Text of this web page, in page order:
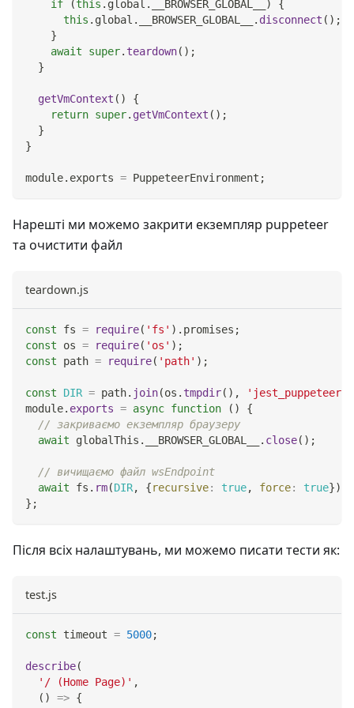
if (this . global . __BROWSER_GLOBAL__ )
{
this . global . __BROWSER_GLOBAL__ . disconnect ( ) ;
}
await
super. teardown( ) ;
}
getVmContext ( )
{
return super. getVmContext ( ) ;
}
}
module. exports = PuppeteerEnvironment ;
Нарешті ми можемо закрити екземпляр puppeteer
та очистити файл
teardown.js
const fs = require( 'fs' ) . promises ;
const os = require( 'os' ) ;
const path = require( 'path' ) ;
const DIR = path. join(os . tmpdir( ) ,
module. exports = async function ( )
{
// закриваємо екземпляр браузеру
await globalThis . __BROWSER_GLOBAL__ . close( ) ;
// вичищаємо файл wsEndpoint
await fs . rm(DIR, {recursive: true, force: true})
} ;
Після всіх налаштувань, ми можемо писати тести як:
test.js
const timeout = 5000;
describe(
'/ (Home Page)' ,
( ) => {